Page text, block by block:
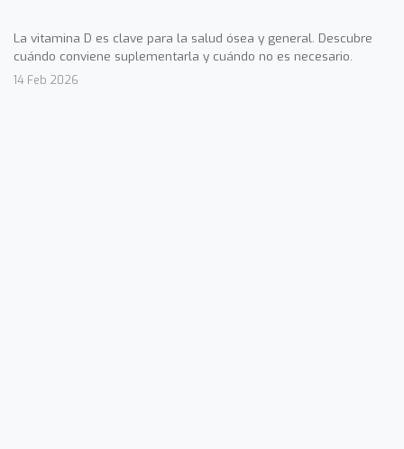
La vitamina D es clave para la salud ósea y general. Descubre
cuándo conviene suplementarla y cuándo no es necesario.
14 Feb 2026